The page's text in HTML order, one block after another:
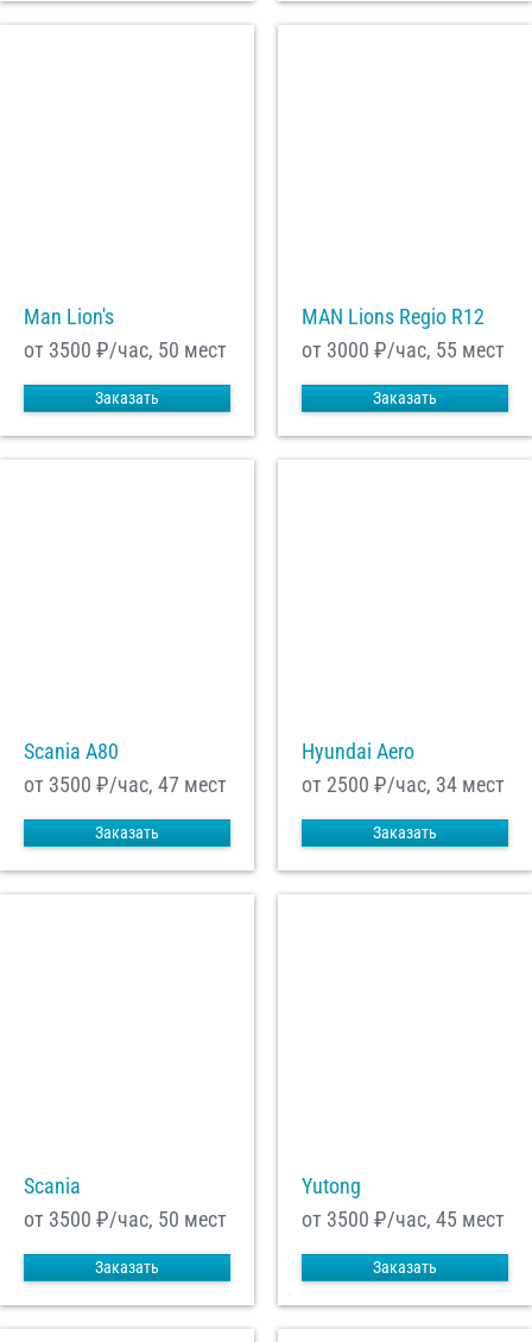
Man Lion's
от 3500 ₽/час, 50 мест
Заказать
MAN Lions Regio R12
от 3000 ₽/час, 55 мест
Заказать
Scania A80
от 3500 ₽/час, 47 мест
Заказать
Hyundai Aero
от 2500 ₽/час, 34 мест
Заказать
Scania
от 3500 ₽/час, 50 мест
Заказать
Yutong
от 3500 ₽/час, 45 мест
Заказать